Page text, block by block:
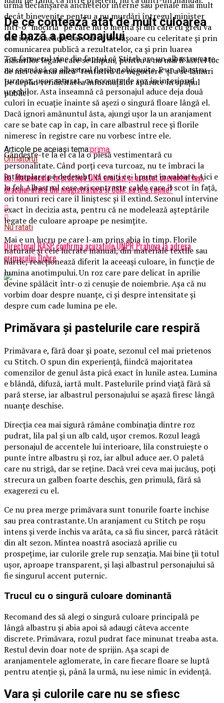
urmă declanșarea anchetelor interne sau penale mai mult
decât binevenite pentru a nu murdări întregul minister
într-o ”mocirlă” pe care nu o merită și din care cu greu va
mai ieși…Anchete care să se desfășoare cu celeritate și prin
comunicarea publică a rezultatelor, ca și prin luarea
măsurilor legale care se impun, pentru a nu mai fi astfel loc
de nici cea mai mică ”tentativă de negociere” și a se lămuri
pe deplin veridicitatea informațiilor apărute în spațiul
public!
Articole pe aceiasi tema:prima
Urmatorul
Bă, Mateescule, în practica DNA erai azi și arestat preventiv! Ieși,
dracului afară din magistratură și CSM, nu ți-e rușine?
Nu ratati
Directorul RASP confirma acuzatiile UNPR Prahova la adresa
primarului Dobre
De ce contează atât de mult culoarea
de bază a personajului
Tot farmecul vine din faptul că Stitch are un albastru care
nu seamănă cu albastrul florilor obișnuite. E un albastru-
turcoaz, ușor saturat, cu accente de roz în interiorul
urechilor. Asta înseamnă că personajul aduce deja două
culori în ecuație înainte să așezi o singură floare lângă el.
Dacă ignori amănuntul ăsta, ajungi ușor la un aranjament
care se bate cap în cap, în care albastrul rece și florile
nimeresc în registre care nu vorbesc între ele.
Gândește-te la el ca la o piesă vestimentară cu
personalitate. Când porți ceva turcoaz, nu te îmbraci la
întâmplare pe dedesubt, ci cauți ce-l pune în valoare. Aici e
la fel. Albastrul cere ori contraste calde care îl scot în față,
ori tonuri reci care îl liniștesc și îl extind. Sezonul intervine
exact în decizia asta, pentru că ne modelează așteptările
legate de culoare aproape pe nesimțite.
Mai e un lucru pe care l-am prins abia în timp. Florile
naturale și cele lucrate manual, din materiale textile sau
hârtie, reacționează diferit la aceeași culoare, în funcție de
lumina anotimpului. Un roz care pare delicat în aprilie
devine spălăcit într-o zi cenușie de noiembrie. Așa că nu
vorbim doar despre nuanțe, ci și despre intensitate și
despre cum cade lumina pe ele.
Primăvara și pastelurile care respiră
Primăvara e, fără doar și poate, sezonul cel mai prietenos
cu Stitch. O spun din experiență, fiindcă majoritatea
comenzilor de genul ăsta pică exact în lunile astea. Lumina
e blândă, difuză, iartă mult. Pastelurile prind viață fără să
pară sterse, iar albastrul personajului se așază firesc lângă
nuanțe deschise.
Direcția cea mai sigură rămâne combinația dintre roz
pudrat, lila pal și un alb cald, ușor cremos. Rozul leagă
personajul de accentele lui interioare, lila construiește o
punte între albastru și roz, iar albul aduce aer. O paletă
care nu strigă, dar se reține. Dacă vrei ceva mai jucăuș, poți
strecura un galben foarte deschis, gen primulă, fără să
exagerezi cu el.
Ce nu prea merge primăvara sunt tonurile foarte închise
sau prea contrastante. Un aranjament cu Stitch pe roșu
intens și verde închis va arăta, ca să fiu sincer, parcă rătăcit
din alt sezon. Mintea noastră asociază aprilie cu
prospețime, iar culorile grele rup senzația. Mai bine ții totul
ușor, aproape transparent, și lași albastrul personajului să
fie singurul accent puternic.
Trucul cu o singură culoare dominantă
Recomand des să alegi o singură culoare principală pe
lângă albastru și abia apoi să adaugi câteva accente
discrete. Primăvara, rozul pudrat face minunat treaba asta.
Restul devin doar note de sprijin. Așa scapi de
aranjamentele aglomerate, în care fiecare floare se luptă
pentru atenție și, până la urmă, nu iese nimic în evidență.
Vara și culorile care nu se sfiesc